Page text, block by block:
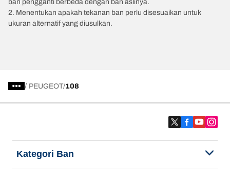
ban pengganti berbeda dengan ban aslinya.
2. Menentukan apakah tekanan ban perlu disesuaikan untuk
ukuran alternatif yang diusulkan.
/ PEUGEOT 108
Kategori Ban